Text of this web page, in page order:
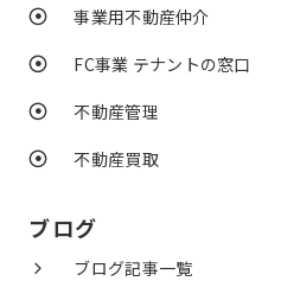
事業用不動産仲介
FC事業 テナントの窓口
不動産管理
不動産買取
ブログ
ブログ記事一覧